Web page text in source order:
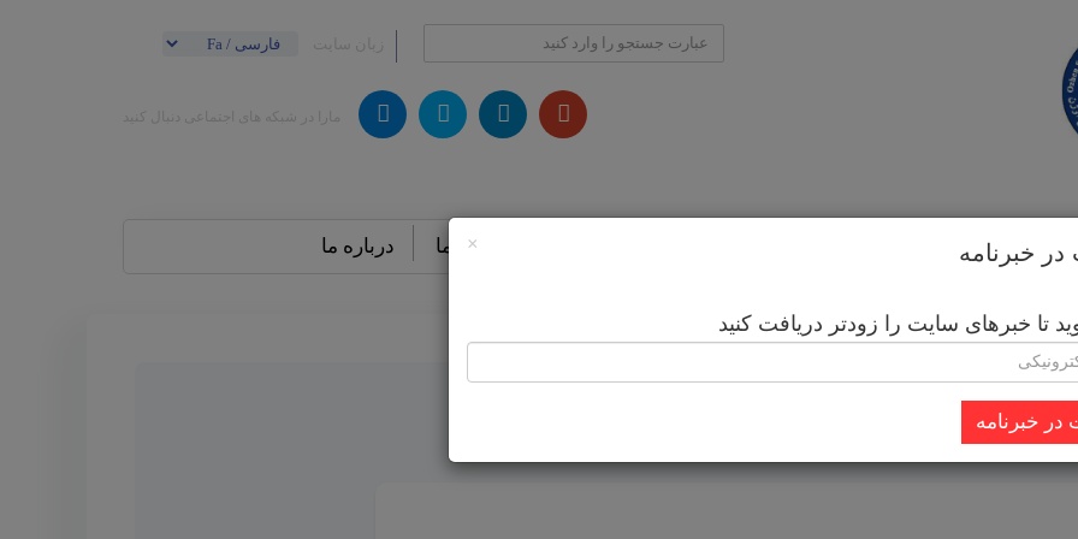
× خبرنامه
تا خبرهای سایت را زودتر دریافت کنید
خبرنامه
جانبی تماس باما درباره ما